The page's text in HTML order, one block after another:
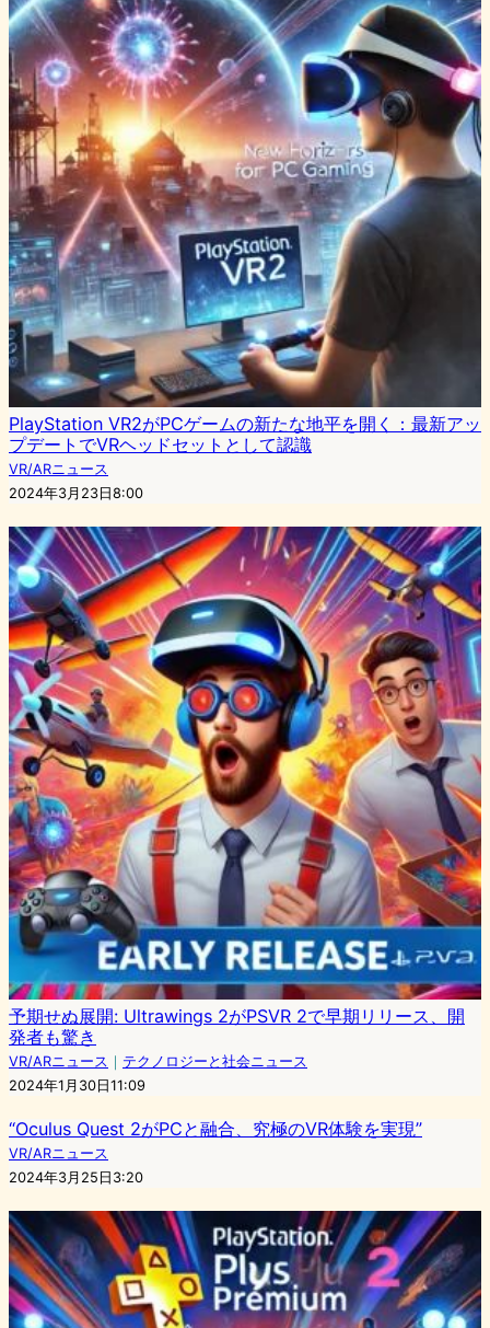
PlayStation VR2がPCゲームの新たな地平を開く：最新アッ
プデートでVRヘッドセットとして認識
VR/ARニュース
2024年3月23日8:00
予期せぬ展開: Ultrawings 2がPSVR 2で早期リリース、開
発者も驚き
VR/ARニュース ｜ テクノロジーと社会ニュース
2024年1月30日11:09
“Oculus Quest 2がPCと融合、究極のVR体験を実現”
VR/ARニュース
2024年3月25日3:20